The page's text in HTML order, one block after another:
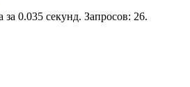
0.035 секунд. Запросов: 26.